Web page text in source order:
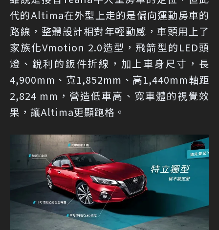
代的Altima在外型上走的是偏向運動房車的
路線，整體設計相對年輕動感，車頭用上了
家族化Vmotion 2.0造型，飛箭型的LED頭
燈、銳利的鈑件折線，加上車身尺寸，長
4,900mm、寬1,852mm、高1,440mm軸距
2,824 mm，營造低車高、寬車體的視覺效
果，讓Altima更顯跑格。